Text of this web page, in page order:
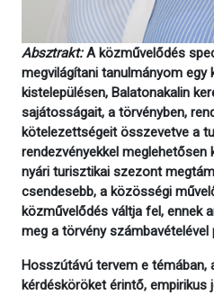
Absztrakt:A közművelődés
megvilágítani tanulmányom egy
kistelepülésen, Balatonakalin
sajátosságait, a törvényben,
kötelezettségeit összevetve a
rendezvényekkel
nyári turisztikai szezont
csendesebb, a közösségi
közművelődés váltja fel, ennek
meg a törvény számbavételével
Hosszútávú tervem e témában,
kérdésköröket érintő, empirikus